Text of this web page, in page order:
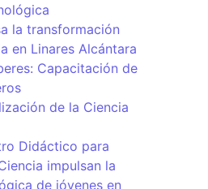
la transformación
en Linares Alcántara
Capacitación de
de la Ciencia
Didáctico para
impulsan la
de jóvenes en